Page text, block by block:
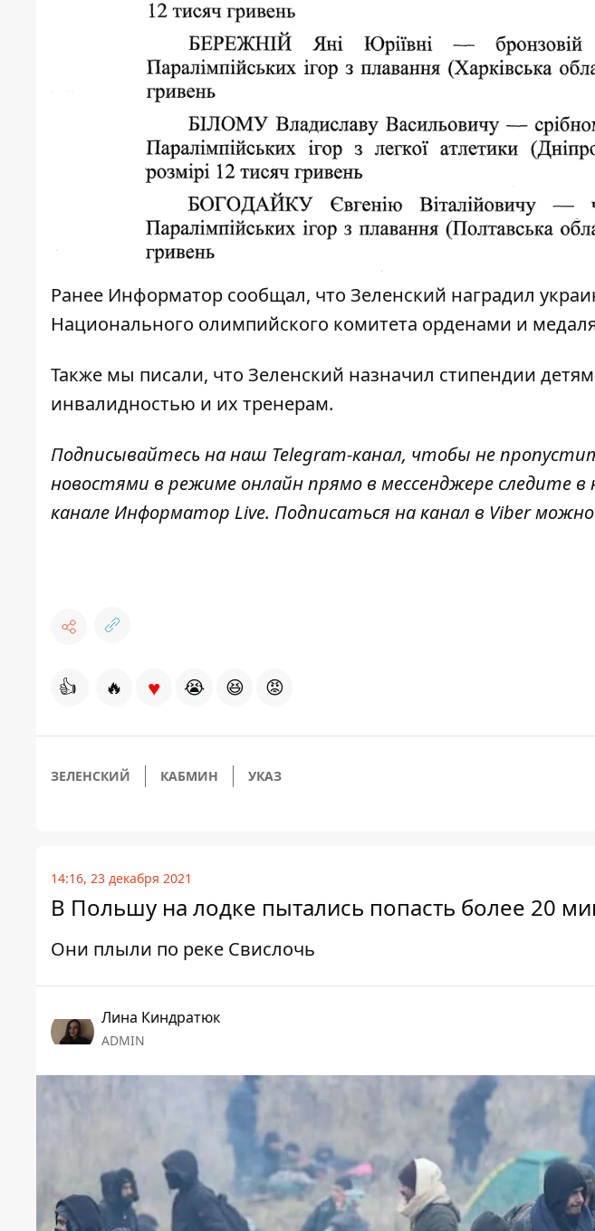
Ранее Информатор сообщал, что Зеленский наградил
Национального олимпийского комитета орденами и
Также мы писали, что Зеленский назначил стипендии
инвалидностью и их тренерам.
Подписывайтесь на наш Telegram-канал, чтобы не
новостями в режиме онлайн прямо в мессенджере следите в
канале Информатор Live. Подписаться на канал в Viber можно
👍 🔥 ♥ 😭 😆 😡
ЗЕЛЕНСКИЙ КАБМИН УКАЗ
14:16, 23 декабря 2021
В Польшу на лодке пытались попасть более 20
Они плыли по реке Свислочь
Лина Киндратюк
ADMIN